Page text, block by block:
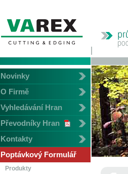
Novinky
O Firmě
Vyhledávání Hran
Převodníky Hran
Kontakty
Poptávkový Formulář
Produkty